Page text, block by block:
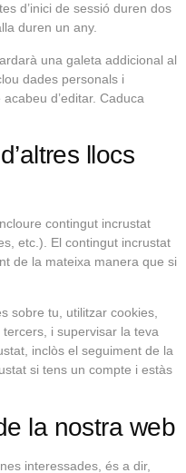
d’inici de sessió duren dos
duren un any.
una galeta addicional al
dades personals i
d’editar. Caduca
llocs
contingut incrustat
etc.). El contingut incrustat
de la mateixa manera que si
sobre tu, utilitzar cookies,
i supervisar la teva
inclòs el seguiment de la
si tens un compte i estàs
la nostra web
interessades, és a dir,